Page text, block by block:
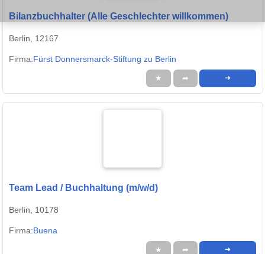
Bilanzbuchhalter (Alle Geschlechter willkommen)
Berlin, 12167
Firma:Fürst Donnersmarck-Stiftung zu Berlin
★ ➦ ➜
Team Lead / Buchhaltung (m/w/d)
Berlin, 10178
Firma:Buena
★ ➦ ➜